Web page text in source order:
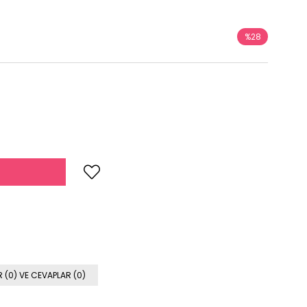
%28
(0) VE CEVAPLAR (0)